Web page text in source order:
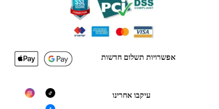
אפשרויות תשלום חדשות
עיקבו אחרינו